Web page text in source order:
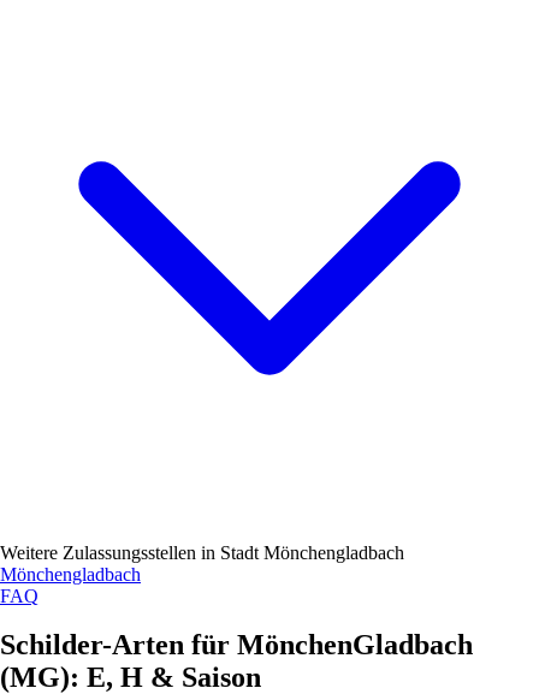
Weitere Zulassungsstellen in Stadt Mönchengladbach
Mönchengladbach
FAQ
Schilder-Arten für MönchenGladbach
(MG): E, H & Saison